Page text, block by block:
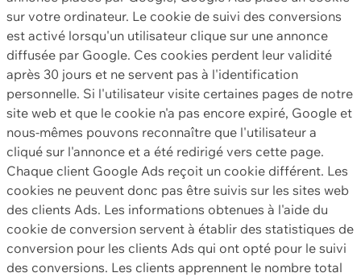
sur votre ordinateur. Le cookie de suivi des conversions
est activé lorsqu'un utilisateur clique sur une annonce
diffusée par Google. Ces cookies perdent leur validité
après 30 jours et ne servent pas à l'identification
personnelle. Si l'utilisateur visite certaines pages de notre
site web et que le cookie n'a pas encore expiré, Google et
nous-mêmes pouvons reconnaître que l'utilisateur a
cliqué sur l'annonce et a été redirigé vers cette page.
Chaque client Google Ads reçoit un cookie différent. Les
cookies ne peuvent donc pas être suivis sur les sites web
des clients Ads. Les informations obtenues à l'aide du
cookie de conversion servent à établir des statistiques de
conversion pour les clients Ads qui ont opté pour le suivi
des conversions. Les clients apprennent le nombre total